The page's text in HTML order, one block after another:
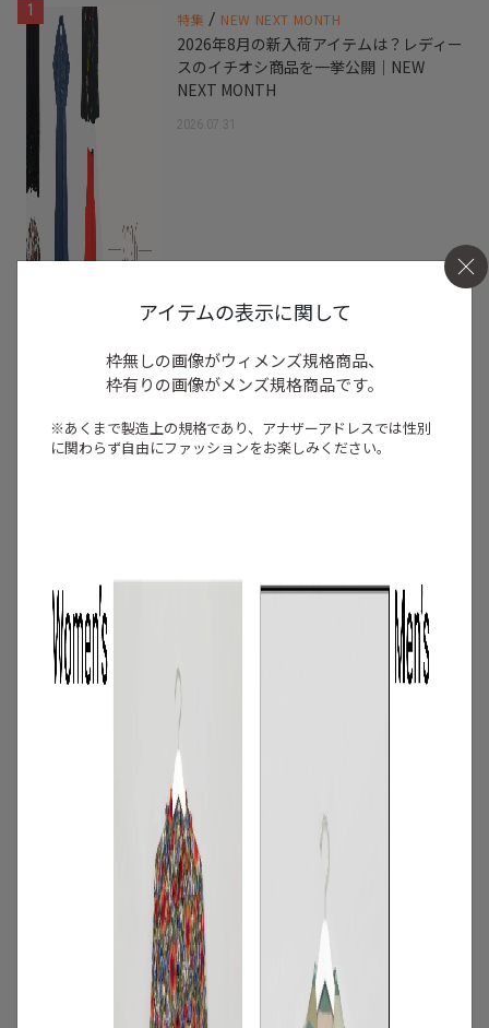
1 特集 / NEW NEXT MONTH
2026年8月の新入荷アイテムは？レディー
スのイチオシ商品を一挙公開｜NEW
NEXT MONTH
2026.07.31
アイテムの表示に関して
枠無しの画像がウィメンズ規格商品、
枠有りの画像がメンズ規格商品です。
※あくまで製造上の規格であり、アナザーアドレスでは性別
に関わらず自由にファッションをお楽しみください。